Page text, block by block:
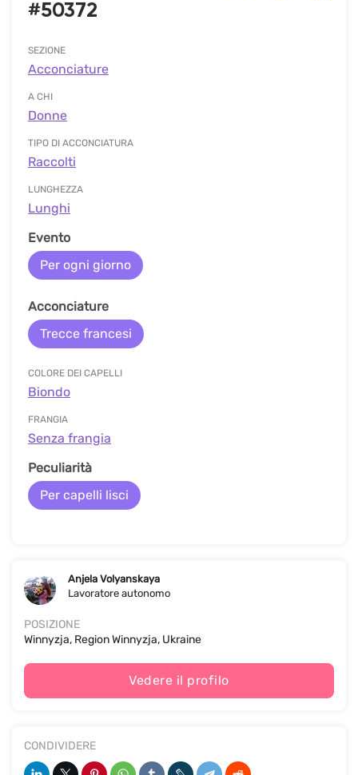
#50372
SEZIONE
Acconciature
A CHI
Donne
TIPO DI ACCONCIATURA
Raccolti
LUNGHEZZA
Lunghi
Evento
Per ogni giorno
Acconciature
Trecce francesi
COLORE DEI CAPELLI
Biondo
FRANGIA
Senza frangia
Peculiarità
Per capelli lisci
Anjela Volyanskaya
Lavoratore autonomo
POSIZIONE
Winnyzja, Region Winnyzja, Ukraine
Vedere il profilo
CONDIVIDERE